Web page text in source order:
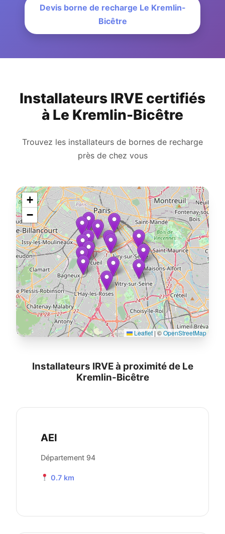
Devis borne de recharge Le Kremlin-
Bicêtre
Installateurs IRVE certifiés
à Le Kremlin-Bicêtre
Trouvez les installateurs de bornes de recharge
près de chez vous
+
−
Leaflet | ©OpenStreetMap
Installateurs IRVE à proximité de Le
Kremlin-Bicêtre
AEI
Département 94
0.7 km